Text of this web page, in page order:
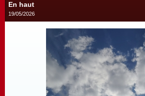
En haut
19/05/2026